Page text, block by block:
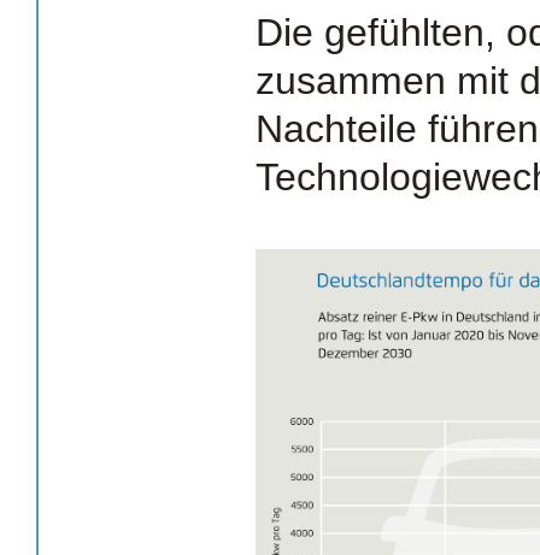
Die gefühlten,
zusammen mit
Nachteile